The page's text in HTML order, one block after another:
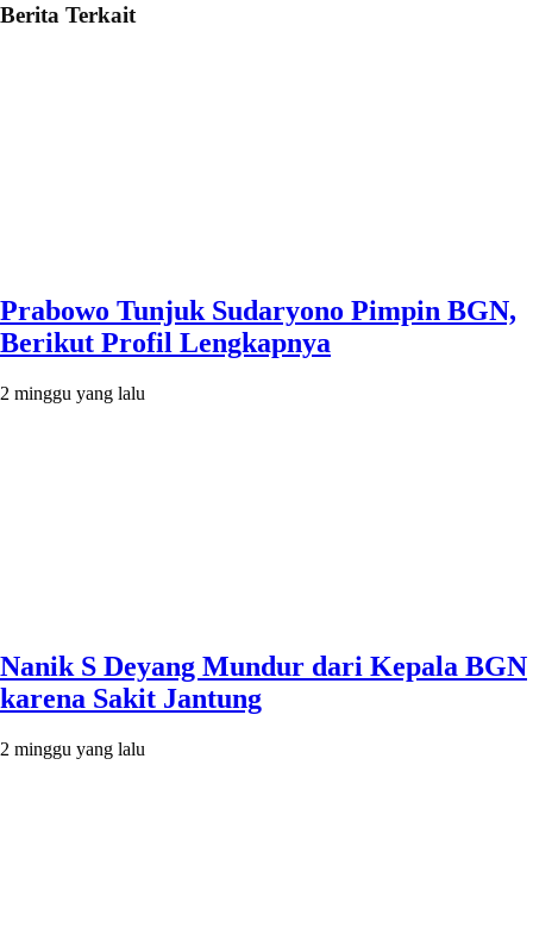
Berita Terkait
Prabowo Tunjuk Sudaryono Pimpin BGN,
Berikut Profil Lengkapnya
2 minggu yang lalu
Nanik S Deyang Mundur dari Kepala BGN
karena Sakit Jantung
2 minggu yang lalu